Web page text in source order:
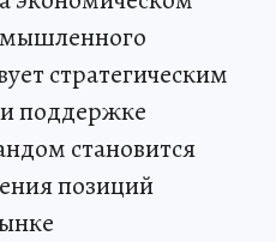
стратегическим
поддержке
становится
позиций